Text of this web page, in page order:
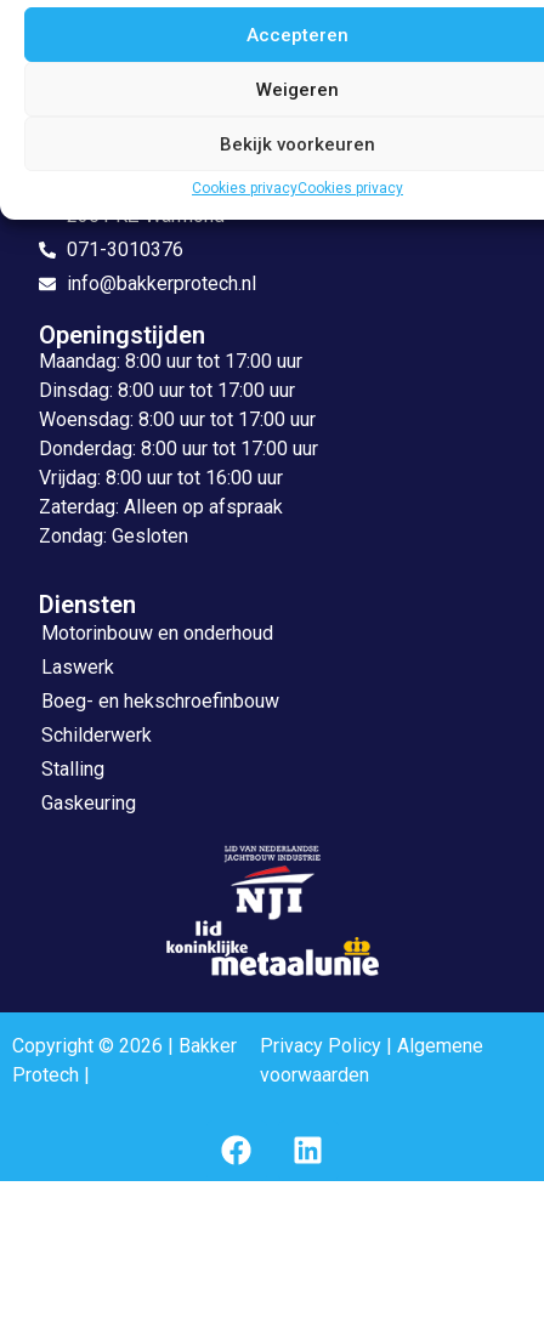
Accepteren
Weigeren
Bekijk voorkeuren
Cookies privacyCookies privacy
2361 KZ Warmond
071-3010376
info@bakkerprotech.nl
Openingstijden
Maandag: 8:00 uur tot 17:00 uur
Dinsdag: 8:00 uur tot 17:00 uur
Woensdag: 8:00 uur tot 17:00 uur
Donderdag: 8:00 uur tot 17:00 uur
Vrijdag: 8:00 uur tot 16:00 uur
Zaterdag: Alleen op afspraak
Zondag: Gesloten
Diensten
Motorinbouw en onderhoud
Laswerk
Boeg- en hekschroefinbouw
Schilderwerk
Stalling
Gaskeuring
Copyright © 2026 | Bakker
Protech |
Privacy Policy| Algemene
voorwaarden